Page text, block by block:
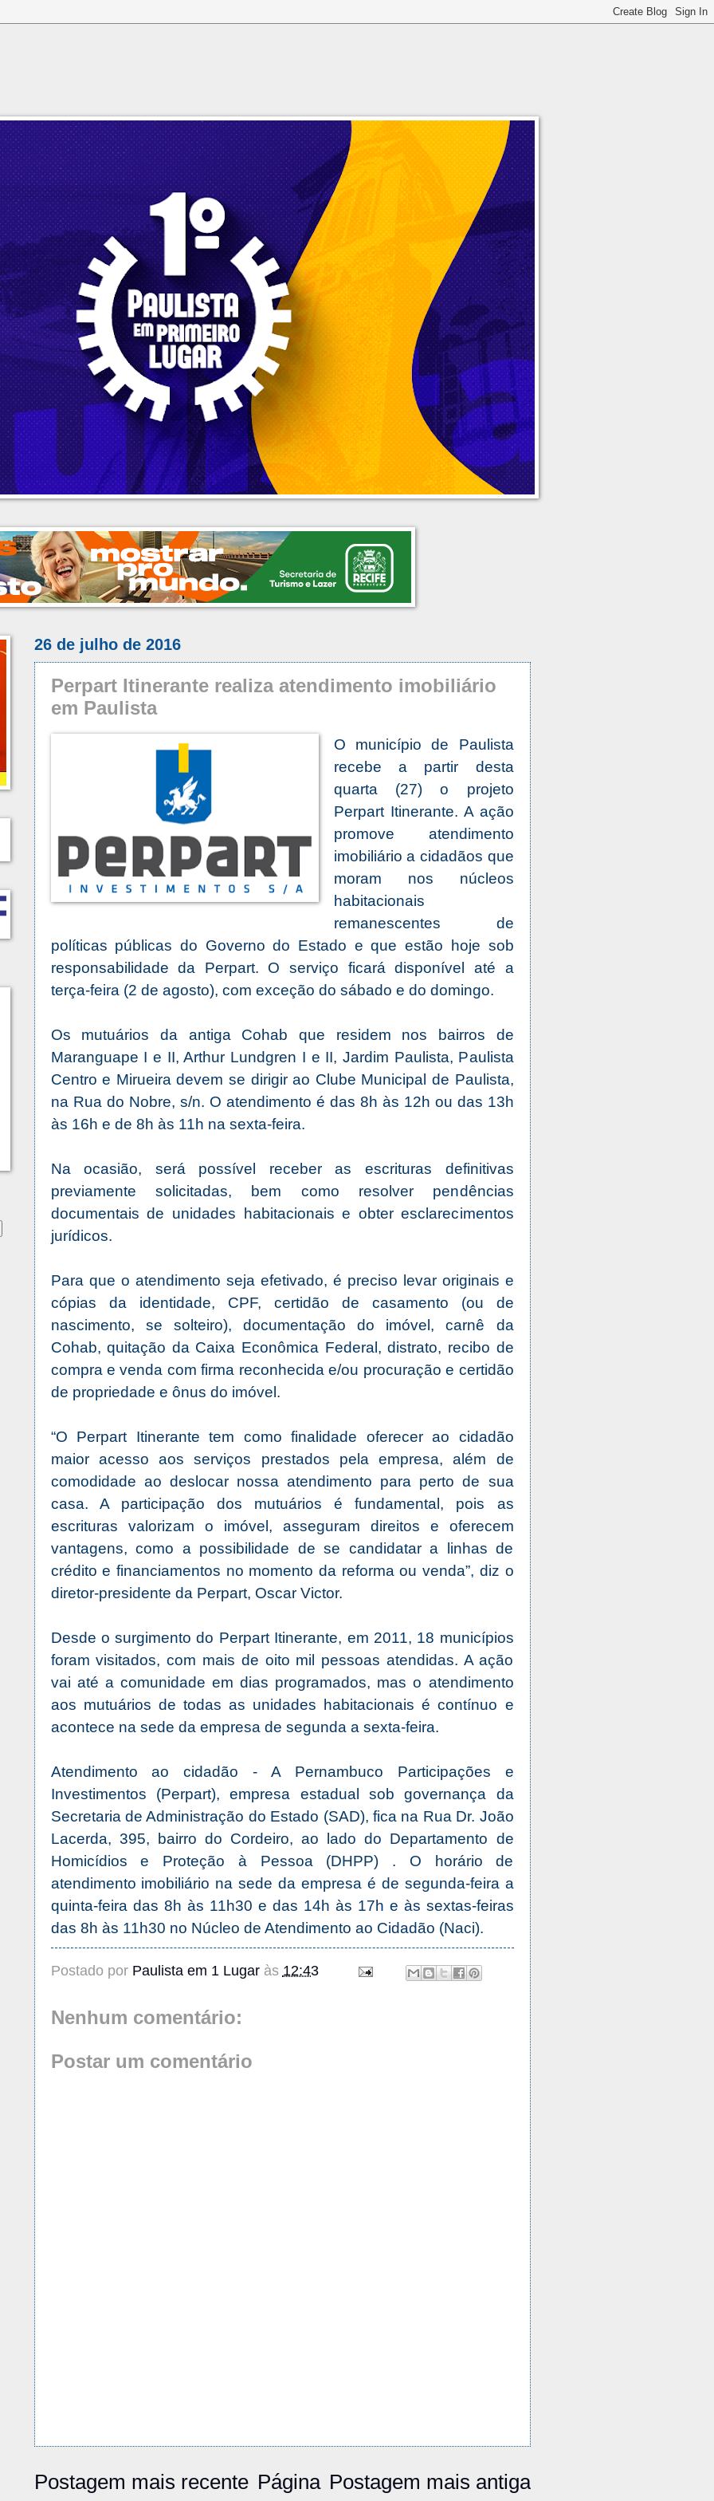
26 de julho de 2016
Perpart Itinerante realiza atendimento imobiliário
em Paulista
O município de Paulista
recebe a partir desta
quarta (27) o projeto
Perpart Itinerante. A ação
promove atendimento
imobiliário a cidadãos que
moram nos núcleos
habitacionais
remanescentes de
políticas públicas do Governo do Estado e que estão hoje sob
responsabilidade da Perpart. O serviço ficará disponível até a
terça-feira (2 de agosto), com exceção do sábado e do domingo.
Os mutuários da antiga Cohab que residem nos bairros de
Maranguape I e II, Arthur Lundgren I e II, Jardim Paulista, Paulista
Centro e Mirueira devem se dirigir ao Clube Municipal de Paulista,
na Rua do Nobre, s/n. O atendimento é das 8h às 12h ou das 13h
às 16h e de 8h às 11h na sexta-feira.
Na ocasião, será possível receber as escrituras definitivas
previamente solicitadas, bem como resolver pendências
documentais de unidades habitacionais e obter esclarecimentos
jurídicos.
Para que o atendimento seja efetivado, é preciso levar originais e
cópias da identidade, CPF, certidão de casamento (ou de
nascimento, se solteiro), documentação do imóvel, carnê da
Cohab, quitação da Caixa Econômica Federal, distrato, recibo de
compra e venda com firma reconhecida e/ou procuração e certidão
de propriedade e ônus do imóvel.
“O Perpart Itinerante tem como finalidade oferecer ao cidadão
maior acesso aos serviços prestados pela empresa, além de
comodidade ao deslocar nossa atendimento para perto de sua
casa. A participação dos mutuários é fundamental, pois as
escrituras valorizam o imóvel, asseguram direitos e oferecem
vantagens, como a possibilidade de se candidatar a linhas de
crédito e financiamentos no momento da reforma ou venda”, diz o
diretor-presidente da Perpart, Oscar Victor.
Desde o surgimento do Perpart Itinerante, em 2011, 18 municípios
foram visitados, com mais de oito mil pessoas atendidas. A ação
vai até a comunidade em dias programados, mas o atendimento
aos mutuários de todas as unidades habitacionais é contínuo e
acontece na sede da empresa de segunda a sexta-feira.
Atendimento ao cidadão - A Pernambuco Participações e
Investimentos (Perpart), empresa estadual sob governança da
Secretaria de Administração do Estado (SAD), fica na Rua Dr. João
Lacerda, 395, bairro do Cordeiro, ao lado do Departamento de
Homicídios e Proteção à Pessoa (DHPP) . O horário de
atendimento imobiliário na sede da empresa é de segunda-feira a
quinta-feira das 8h às 11h30 e das 14h às 17h e às sextas-feiras
das 8h às 11h30 no Núcleo de Atendimento ao Cidadão (Naci).
Postado por Paulista em 1 Lugar às 12:43
Nenhum comentário:
Postar um comentário
Postagem mais recente Postagem mais antiga
Página